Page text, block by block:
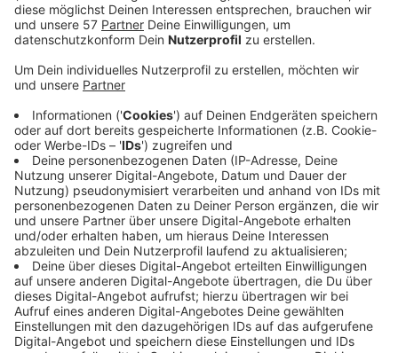
Anwohner und führen vor allem morgens zu
gefährlichen Situationen im Umfeld der Schule. Ab
1. September wird die Mozartstraße deswegen
vorerst drei Monate lang zu einer sogenannten
"unechten Einbahnstraße". Dadurch entsteht ein
Durchfahrtsverbot vom Schubertweg in die
Mozartstraße und der Schubertweg wird zu einer
Sackgasse. Am Ende der Versuchsphase will man
sehen, ob der Verkehr wirklich verringert worden
ist.
Und im Rahmen der Sanierung der K33/Jülicher
Straße wird der Kreuzungsbereich Jülicher
Straße/Fronhovener Straße/Am Kleekamp zu
einem Kreisverkehr umgestaltet. Danach könnte
die Straße "Am Kleekamp" wieder geöffnet und die
momentane "unechte" Einbahnstraßen-Regelung